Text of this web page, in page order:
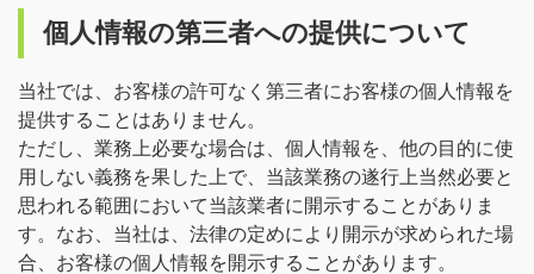
個人情報の第三者への提供について
当社では、お客様の許可なく第三者にお客様の個人情報を
提供することはありません。
ただし、業務上必要な場合は、個人情報を、他の目的に使
用しない義務を果した上で、当該業務の遂行上当然必要と
思われる範囲において当該業者に開示することがありま
す。なお、当社は、法律の定めにより開示が求められた場
合、お客様の個人情報を開示することがあります。